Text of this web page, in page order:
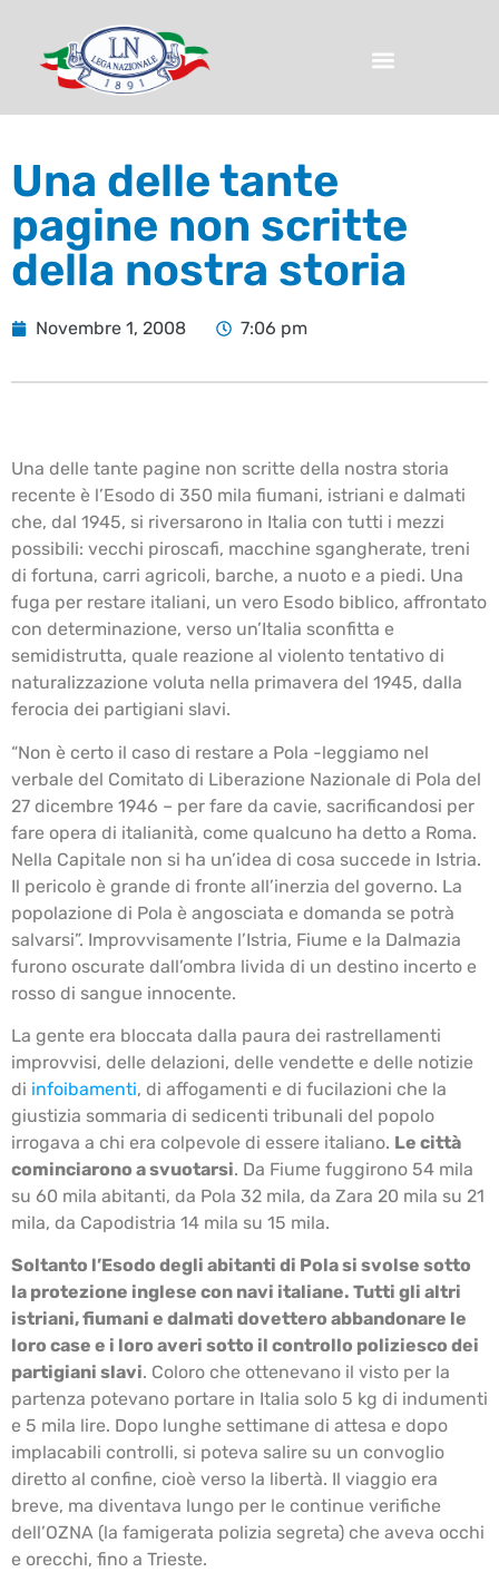
Una delle tante
pagine non scritte
della nostra storia
Novembre 1, 2008 7:06 pm
Una delle tante pagine non scritte della nostra storia
recente è l’Esodo di 350 mila fiumani, istriani e dalmati
che, dal 1945, si riversarono in Italia con tutti i mezzi
possibili: vecchi piroscafi, macchine sgangherate, treni
di fortuna, carri agricoli, barche, a nuoto e a piedi. Una
fuga per restare italiani, un vero Esodo biblico, affrontato
con determinazione, verso un’Italia sconfitta e
semidistrutta, quale reazione al violento tentativo di
naturalizzazione voluta nella primavera del 1945, dalla
ferocia dei partigiani slavi.
“Non è certo il caso di restare a Pola -leggiamo nel
verbale del Comitato di Liberazione Nazionale di Pola del
27 dicembre 1946 – per fare da cavie, sacrificandosi per
fare opera di italianità, come qualcuno ha detto a Roma.
Nella Capitale non si ha un’idea di cosa succede in Istria.
Il pericolo è grande di fronte all’inerzia del governo. La
popolazione di Pola è angosciata e domanda se potrà
salvarsi”. Improvvisamente l’Istria, Fiume e la Dalmazia
furono oscurate dall’ombra livida di un destino incerto e
rosso di sangue innocente.
La gente era bloccata dalla paura dei rastrellamenti
improvvisi, delle delazioni, delle vendette e delle notizie
di infoibamenti, di affogamenti e di fucilazioni che la
giustizia sommaria di sedicenti tribunali del popolo
irrogava a chi era colpevole di essere italiano. Le città
cominciarono a svuotarsi. Da Fiume fuggirono 54 mila
su 60 mila abitanti, da Pola 32 mila, da Zara 20 mila su 21
mila, da Capodistria 14 mila su 15 mila.
Soltanto l’Esodo degli abitanti di Pola si svolse sotto
la protezione inglese con navi italiane. Tutti gli altri
istriani, fiumani e dalmati dovettero abbandonare le
loro case e i loro averi sotto il controllo poliziesco dei
partigiani slavi. Coloro che ottenevano il visto per la
partenza potevano portare in Italia solo 5 kg di indumenti
e 5 mila lire. Dopo lunghe settimane di attesa e dopo
implacabili controlli, si poteva salire su un convoglio
diretto al confine, cioè verso la libertà. Il viaggio era
breve, ma diventava lungo per le continue verifiche
dell’OZNA (la famigerata polizia segreta) che aveva occhi
e orecchi, fino a Trieste.